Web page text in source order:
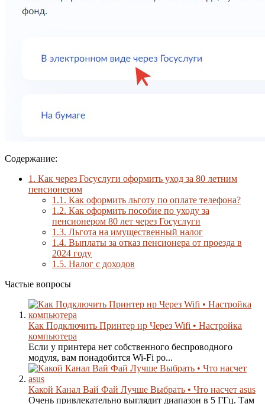
Содержание:
1. Как через Госуслуги оформить уход за 80 летним
пенсионером
1.1. Как оформить льготу по оплате телефона?
1.2. Как оформить пособие по уходу за
пенсионером 80 лет через Госуслуги
1.3. Льгота на имущественный налог
1.4. Выплаты за отказ пенсионера от проезда в
2024 году
1.5. Налог с доходов
Частые вопросы
Как Подключить Принтер нр Через Wifi • Настройка
компьютера
Если у принтера нет собственного беспроводного
модуля, вам понадобится Wi-Fi ро...
Какой Канал Вай Фай Лучше Выбрать • Что насчет asus
Очень привлекательно выглядит диапазон в 5 ГГц. Там